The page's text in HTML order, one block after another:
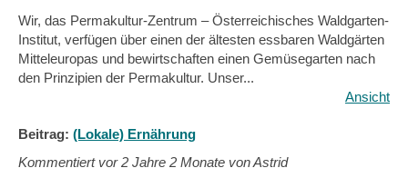
Wir, das Permakultur-Zentrum – Österreichisches Waldgarten-
Institut, verfügen über einen der ältesten essbaren Waldgärten
Mitteleuropas und bewirtschaften einen Gemüsegarten nach
den Prinzipien der Permakultur. Unser...
Ansicht
Beitrag: (Lokale) Ernährung
Kommentiert vor2 Jahre 2 Monate von Astrid